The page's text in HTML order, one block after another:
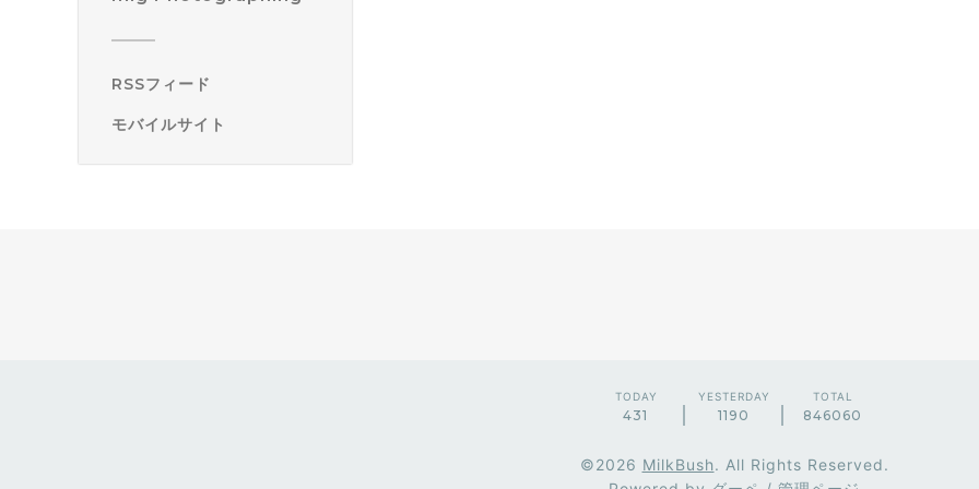
RSSフィード
モバイルサイト
TODAY
431
YESTERDAY
1190
TOTAL
846060
©2026 MilkBush. All Rights Reserved.